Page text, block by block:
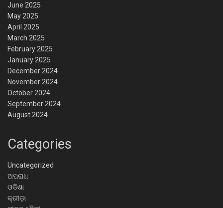
June 2025
May 2025
April 2025
March 2025
February 2025
January 2025
December 2024
November 2024
October 2024
September 2024
August 2024
Categories
Uncategorized
ଅପରାଧ
ଓଡିଶା
କ୍ରୀଡ଼ା